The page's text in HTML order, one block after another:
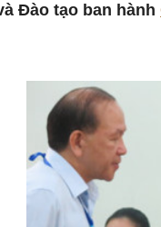
Đào tạo ban hành